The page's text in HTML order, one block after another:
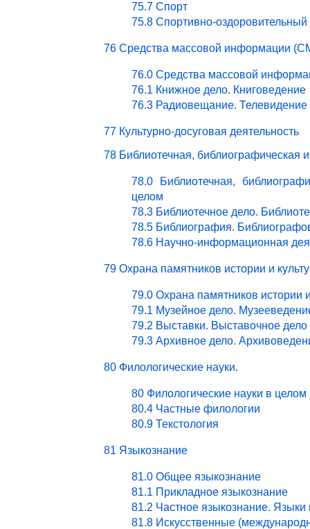
75.7 Спорт
75.8 Спортивно-
76 Средства массовой информации
76.0 Средства массовой
76.1 Книжное дело. Книговедение
76.3 Радиовещание. Телевидение
77 Культурно-досуговая деятельность
78 Библиотечная, библиографическая
78.0 Библиотечная,
целом
78.3 Библиотечное дело.
78.5 Библиография.
78.6 Научно-информационная
79 Охрана памятников истории и
79.0 Охрана памятников истории
79.1 Музейное дело.
79.2 Выставки. Выставочное дело
79.3 Архивное дело.
80 Филологические науки.
80 Филологические науки в целом
80.4 Частные филологии
80.9 Текстология
81 Языкознание
81.0 Общее языкознание
81.1 Прикладное языкознание
81.2 Частное языкознание. Языки
81.8 Искусственные